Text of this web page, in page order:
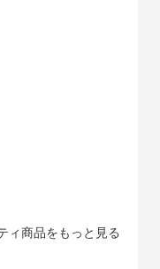
ィ商品をもっと見る